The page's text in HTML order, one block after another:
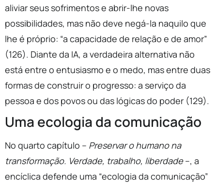
aliviar seus sofrimentos e abrir-lhe novas
possibilidades, mas não deve negá-la naquilo que
lhe é próprio: “a capacidade de relação e de amor”
(126). Diante da IA, a verdadeira alternativa não
está entre o entusiasmo e o medo, mas entre duas
formas de construir o progresso: a serviço da
pessoa e dos povos ou das lógicas do poder (129).
Uma ecologia da comunicação
No quarto capítulo – Preservar o humano na
transformação. Verdade, trabalho, liberdade–, a
encíclica defende uma “ecologia da comunicação”